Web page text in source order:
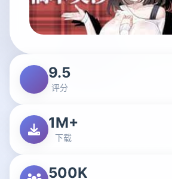
9.5
评分
1M+
下载
500K